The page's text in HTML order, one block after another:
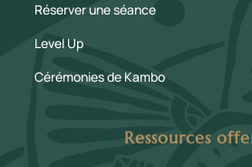
Réserver une séance
Level Up
Cérémonies de Kambo
Ressources